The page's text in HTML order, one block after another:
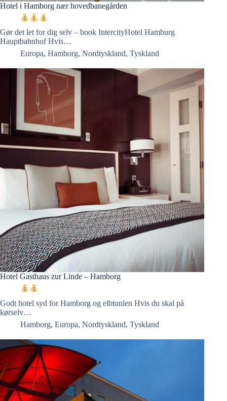
Hotel i Hamborg nær hovedbanegården
Gør det let for dig selv – book IntercityHotel Hamburg
Hauptbahnhof Hvis…
Europa, Hamborg, Nordtyskland, Tyskland
Hotel Gasthaus zur Linde – Hamborg
Godt hotel syd for Hamborg og elbtunlen Hvis du skal på
kørselv…
Hamborg, Europa, Nordtyskland, Tyskland